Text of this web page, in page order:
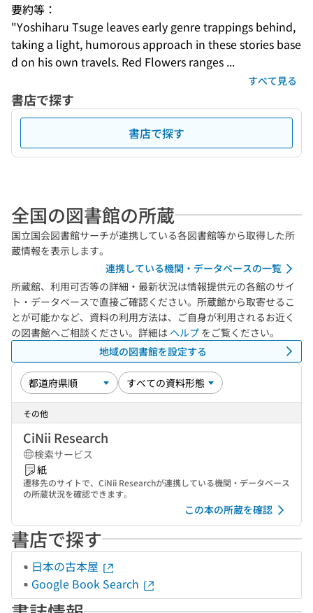
要約等：
"Yoshiharu Tsuge leaves early genre trappings behind,
taking a light, humorous approach in these stories base
d on his own travels. Red Flowers ranges ...
すべて見る
書店で探す
書店で探す
全国の図書館の所蔵
国立国会図書館サーチが連携している各図書館等から取得した所
蔵情報を表示します。
連携している機関・データベースの一覧
所蔵館、利用可否等の詳細・最新状況は情報提供元の各館のサイ
ト・データベースで直接ご確認ください。所蔵館から取寄せるこ
とが可能かなど、資料の利用方法は、ご自身が利用されるお近く
の図書館へご相談ください。詳細は ヘルプ をご覧ください。
地域の図書館を設定する
その他
CiNii Research
検索サービス
紙
遷移先のサイトで、CiNii Researchが連携している機関・データベース
の所蔵状況を確認できます。
この本の所蔵を確認
書店で探す
日本の古本屋
Google Book Search